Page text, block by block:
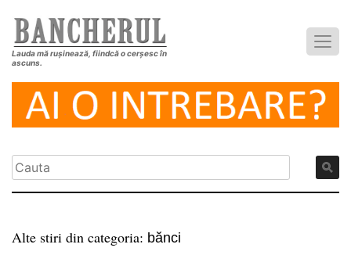
Lauda mă rușinează, fiindcă o cerșesc în
ascuns.
Alte stiri din categoria: bănci